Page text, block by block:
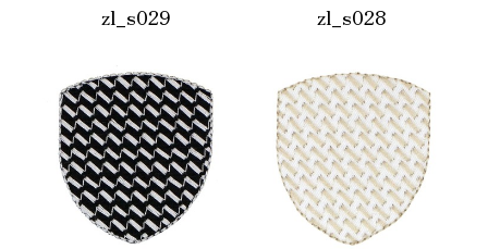
zl_s029 zl_s028